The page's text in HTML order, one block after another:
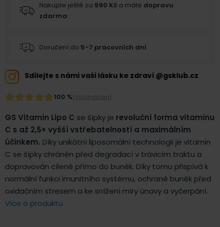
Nakupte ještě za 990 Kč a máte dopravu
zdarma
Doručení do 5-7 pracovních dní.
Sdílejte s námi vaši lásku ke zdraví @gsklub.cz
100 %1 hodnocení
GS Vitamin Lipo C se šípky je revoluční forma vitaminu
C s až 2,5× vyšší vstřebatelností a maximálním
účinkem. Díky unikátní liposomální technologii je vitamin
C se šípky chráněn před degradací v trávicím traktu a
dopravován cíleně přímo do buněk. Díky tomu přispívá k
normální funkci imunitního systému, ochraně buněk před
oxidačním stresem a ke snížení míry únavy a vyčerpání.
Více o produktu